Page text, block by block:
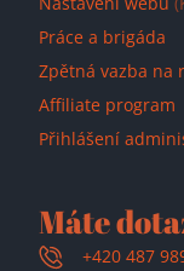
Práce a brigáda
Zpětná vazba na
Affiliate program
Přihlášení
Máte
+420 487